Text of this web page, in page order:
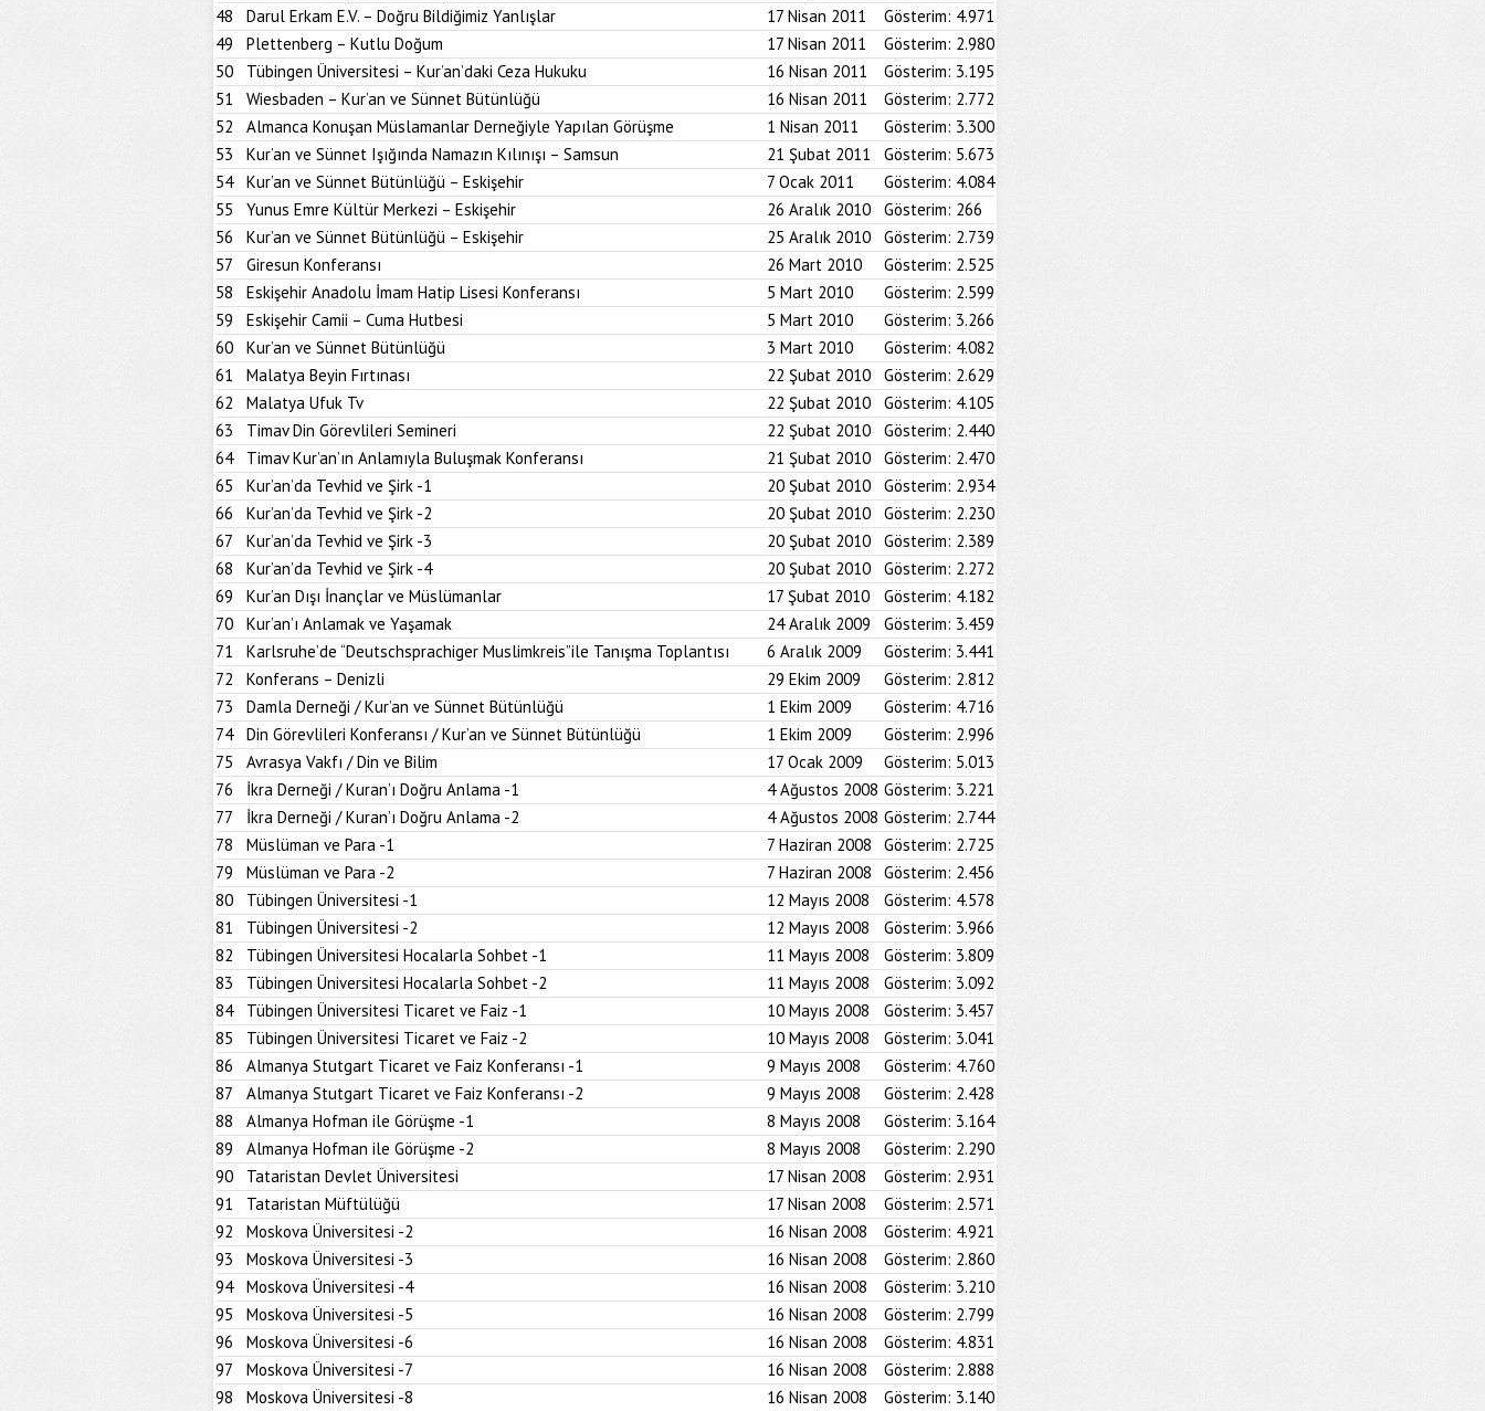
48
Darul Erkam E.V. – Doğru Bildiğimiz Yanlışlar 17 Nisan 2011 Gösterim: 4.971
49
Plettenberg – Kutlu Doğum 17 Nisan 2011 Gösterim: 2.980
50
Tübingen Üniversitesi – Kur’an’daki Ceza Hukuku 16 Nisan 2011 Gösterim: 3.195
51
Wiesbaden – Kur’an ve Sünnet Bütünlüğü 16 Nisan 2011 Gösterim: 2.772
52
Almanca Konuşan Müslamanlar Derneğiyle Yapılan Görüşme 1 Nisan 2011 Gösterim: 3.300
53
Kur’an ve Sünnet Işığında Namazın Kılınışı – Samsun 21 Şubat 2011 Gösterim: 5.673
54
Kur’an ve Sünnet Bütünlüğü – Eskişehir 7 Ocak 2011 Gösterim: 4.084
55
Yunus Emre Kültür Merkezi – Eskişehir 26 Aralık 2010 Gösterim: 266
56
Kur’an ve Sünnet Bütünlüğü – Eskişehir 25 Aralık 2010 Gösterim: 2.739
57
Giresun Konferansı 26 Mart 2010 Gösterim: 2.525
58
Eskişehir Anadolu İmam Hatip Lisesi Konferansı 5 Mart 2010 Gösterim: 2.599
59
Eskişehir Camii – Cuma Hutbesi 5 Mart 2010 Gösterim: 3.266
60
Kur’an ve Sünnet Bütünlüğü 3 Mart 2010 Gösterim: 4.082
61
Malatya Beyin Fırtınası 22 Şubat 2010 Gösterim: 2.629
62
Malatya Ufuk Tv 22 Şubat 2010 Gösterim: 4.105
63
Timav Din Görevlileri Semineri 22 Şubat 2010 Gösterim: 2.440
64
Timav Kur’an’ın Anlamıyla Buluşmak Konferansı 21 Şubat 2010 Gösterim: 2.470
65
Kur’an’da Tevhid ve Şirk -1 20 Şubat 2010 Gösterim: 2.934
66
Kur’an’da Tevhid ve Şirk -2 20 Şubat 2010 Gösterim: 2.230
67
Kur’an’da Tevhid ve Şirk -3 20 Şubat 2010 Gösterim: 2.389
68
Kur’an’da Tevhid ve Şirk -4 20 Şubat 2010 Gösterim: 2.272
69
Kur’an Dışı İnançlar ve Müslümanlar 17 Şubat 2010 Gösterim: 4.182
70
Kur’an’ı Anlamak ve Yaşamak 24 Aralık 2009 Gösterim: 3.459
71
Karlsruhe’de “Deutschsprachiger Muslimkreis”ile Tanışma Toplantısı 6 Aralık 2009 Gösterim: 3.441
72
Konferans – Denizli 29 Ekim 2009 Gösterim: 2.812
73
Damla Derneği / Kur’an ve Sünnet Bütünlüğü 1 Ekim 2009 Gösterim: 4.716
74
Din Görevlileri Konferansı / Kur’an ve Sünnet Bütünlüğü 1 Ekim 2009 Gösterim: 2.996
75
Avrasya Vakfı / Din ve Bilim 17 Ocak 2009 Gösterim: 5.013
76
İkra Derneği / Kuran’ı Doğru Anlama -1 4 Ağustos 2008 Gösterim: 3.221
77
İkra Derneği / Kuran’ı Doğru Anlama -2 4 Ağustos 2008 Gösterim: 2.744
78
Müslüman ve Para -1 7 Haziran 2008 Gösterim: 2.725
79
Müslüman ve Para -2 7 Haziran 2008 Gösterim: 2.456
80
Tübingen Üniversitesi -1 12 Mayıs 2008 Gösterim: 4.578
81
Tübingen Üniversitesi -2 12 Mayıs 2008 Gösterim: 3.966
82
Tübingen Üniversitesi Hocalarla Sohbet -1 11 Mayıs 2008 Gösterim: 3.809
83
Tübingen Üniversitesi Hocalarla Sohbet -2 11 Mayıs 2008 Gösterim: 3.092
84
Tübingen Üniversitesi Ticaret ve Faiz -1 10 Mayıs 2008 Gösterim: 3.457
85
Tübingen Üniversitesi Ticaret ve Faiz -2 10 Mayıs 2008 Gösterim: 3.041
86
Almanya Stutgart Ticaret ve Faiz Konferansı -1 9 Mayıs 2008 Gösterim: 4.760
87
Almanya Stutgart Ticaret ve Faiz Konferansı -2 9 Mayıs 2008 Gösterim: 2.428
88
Almanya Hofman ile Görüşme -1 8 Mayıs 2008 Gösterim: 3.164
89
Almanya Hofman ile Görüşme -2 8 Mayıs 2008 Gösterim: 2.290
90
Tataristan Devlet Üniversitesi 17 Nisan 2008 Gösterim: 2.931
91
Tataristan Müftülüğü 17 Nisan 2008 Gösterim: 2.571
92
Moskova Üniversitesi -2 16 Nisan 2008 Gösterim: 4.921
93
Moskova Üniversitesi -3 16 Nisan 2008 Gösterim: 2.860
94
Moskova Üniversitesi -4 16 Nisan 2008 Gösterim: 3.210
95
Moskova Üniversitesi -5 16 Nisan 2008 Gösterim: 2.799
96
Moskova Üniversitesi -6 16 Nisan 2008 Gösterim: 4.831
97
Moskova Üniversitesi -7 16 Nisan 2008 Gösterim: 2.888
98
Moskova Üniversitesi -8 16 Nisan 2008 Gösterim: 3.140